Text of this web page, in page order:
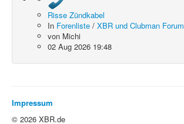
Risse Zündkabel
In Forenliste / XBR und Clubman Forum
von Michi
02 Aug 2026 19:48
Impressum
© 2026 XBR.de